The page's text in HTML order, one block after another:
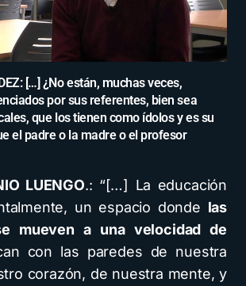
[…] ¿No están, muchas veces,
por sus referentes, bien sea
que los tienen como ídolos y es su
el padre o la madre o el profesor
LUENGO.: “[…] La educación
un espacio donde las
mueven a una velocidad de
con las paredes de nuestra
corazón, de nuestra mente, y